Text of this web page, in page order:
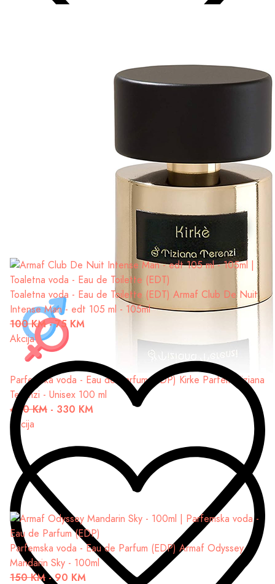
Parfemska voda - Eau de Parfum (EDP) Kirke Parfem Tiziana
Terenzi - Unisex 100 ml
430 KM - 330 KM
Akcija
Toaletna voda - Eau de Toilette (EDT) Armaf Club De Nuit
Intense Man - edt 105 ml - 105ml
100 KM-75 KM
Akcija
Parfemska voda - Eau de Parfum (EDP) Armaf Odyssey
Mandarin Sky - 100ml
150 KM-90 KM